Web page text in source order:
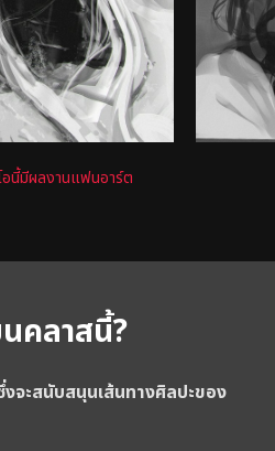
นี้มีผลงานแฟนอาร์ต
คลาสนี้?
จะสนับสนุนเส้นทางศิลปะของ